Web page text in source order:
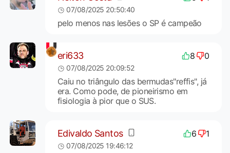
07/08/2025 20:50:40
pelo menos nas lesões o SP é campeão
eri633 8 0
07/08/2025 20:09:52
Caiu no triângulo das bermudas"reffis", já
era. Como pode, de pioneirismo em
fisiologia à pior que o SUS.
Edivaldo Santos 6 1
07/08/2025 19:46:12